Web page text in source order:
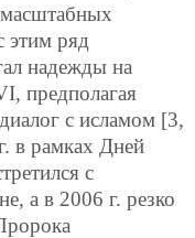
масштабных
этим ряд
надежды на
предполагая
с исламом [3,
в рамках Дней
с
а в 2006 г. резко